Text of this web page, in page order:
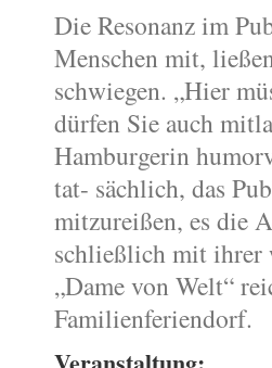
Die Resonanz im
Menschen mit,
schwiegen. „Hier
dürfen Sie auch
Hamburgerin
tat- sächlich, das
mitzureißen, es die
schließlich mit ihrer
„Dame von Welt“
Familienferiendorf.